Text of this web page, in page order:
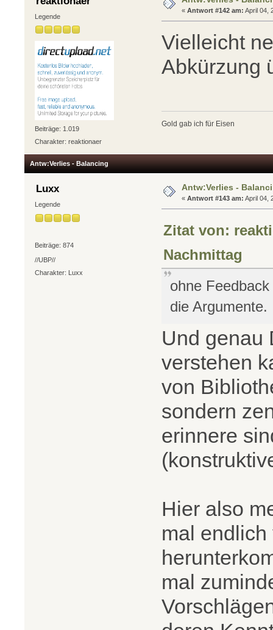
Legende
Beiträge: 1.019
Charakter: reaktionaer
«Antwort #142 am: April 04,
Vielleicht
Abkürzung
Gold gab ich für Eisen
Antw:Verlies - Balancing
Luxx
Legende
Beiträge: 874
//UBP//
Charakter: Luxx
Antw:Verlies -
«Antwort #143 am: April 04,
Zitat von:
Nachmittag
ohne
die Argumente.
Und genau
verstehen
von
sondern
erinnere
Hier also
mal
mal